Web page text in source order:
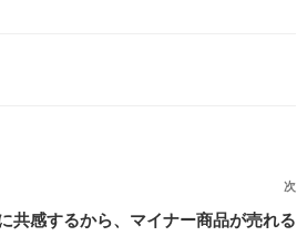
次
共感するから、マイナー商品が売れる